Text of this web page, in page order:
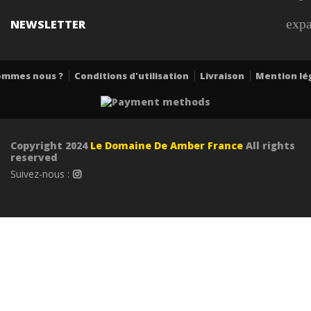
NEWSLETTER
nous ? Conditions d'utilisation Livraison Mention
Copyright 2024 Le Domaine De Amber France All rights
reserved
Suivez-nous :